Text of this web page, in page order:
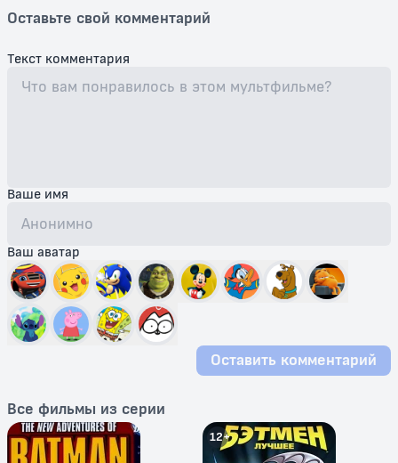
Оставьте свой комментарий
Текст комментария
Ваше имя
Ваш аватар
Оставить комментарий
Все фильмы из серии
12+